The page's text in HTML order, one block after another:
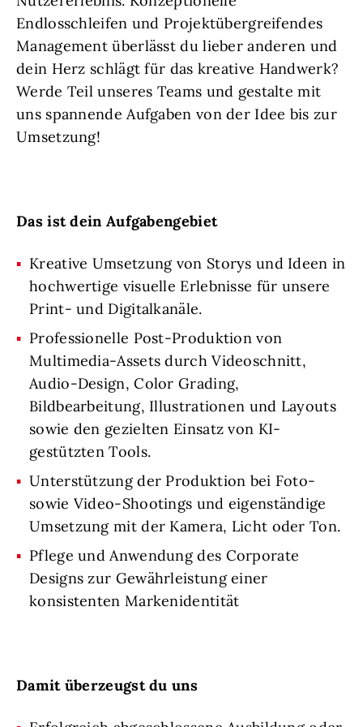
Endlosschleifen und Projektübergreifendes
Management überlässt du lieber anderen und
dein Herz schlägt für das kreative Handwerk?
Werde Teil unseres Teams und gestalte mit
uns spannende Aufgaben von der Idee bis zur
Umsetzung!
Das ist dein Aufgabengebiet
Kreative Umsetzung von Storys und Ideen in
hochwertige visuelle Erlebnisse für unsere
Print- und Digitalkanäle.
Professionelle Post-Produktion von
Multimedia-Assets durch Videoschnitt,
Audio-Design, Color Grading,
Bildbearbeitung, Illustrationen und Layouts
sowie den gezielten Einsatz von KI-
gestützten Tools.
Unterstützung der Produktion bei Foto-
sowie Video-Shootings und eigenständige
Umsetzung mit der Kamera, Licht oder Ton.
Pflege und Anwendung des Corporate
Designs zur Gewährleistung einer
konsistenten Markenidentität
Damit überzeugst du uns